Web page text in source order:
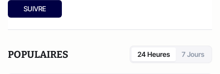
auteur aux éditions Ellipses
d'influence sur Internet
SUIVRE
POPULAIRES 24 Heures 7 Jours